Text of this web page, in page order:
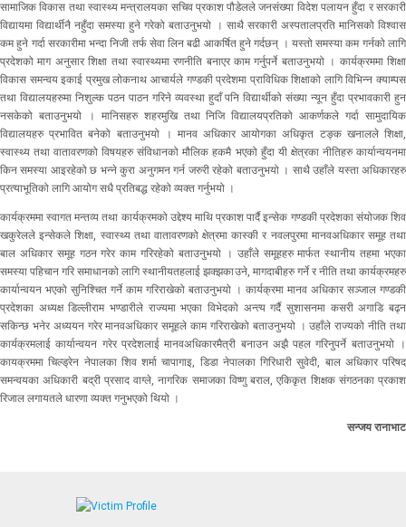
सामाजिक विकास तथा स्वास्थ्य मन्त्रालयका सचिव प्रकाश पौडेलले जनसंख्या विदेश पलायन हुँदा र सरकारी
विद्यायमा विद्यार्थीनै नहुँदा समस्या हुने गरेको बताउनुभयो । साथै सरकारी अस्पतालप्रति मानिसको विश्वास
कम हुने गर्दा सरकारीमा भन्दा निजी तर्फ सेवा लिन बढी आकर्षित हुने गर्दछन् । यस्तो समस्या कम गर्नको लागि
प्रदेशको माग अनुसार शिक्षा तथा स्वास्थ्यमा रणनीति बनाएर काम गर्नुपर्ने बताउनुभयो । कार्यक्रममा शिक्षा
विकास समन्वय इकाई प्रमुख लोकनाथ आचार्यले गण्डकी प्रदेशमा प्राविधिक शिक्षाको लागि विभिन्न क्याम्पस
तथा विद्यालयहरुमा निशुल्क पठन पाठन गरिने व्यवस्था हुदाँ पनि विद्यार्थीको संख्या न्यून हुँदा प्रभावकारी हुन
नसकेको बताउनुभयो । मानिसहरु शहरमुखि तथा निजि विद्यालयप्रतिको आकर्णकले गर्दा सामुदायिक
विद्यालयहरु प्रभावित बनेको बताउनुभयो । मानव अधिकार आयोगका अधिकृत टङ्क खनालले शिक्षा,
स्वास्थ्य तथा वातावरणको विषयहरु संविधानको मौलिक हकमै भएको हुँदा यी क्षेत्रका नीतिहरु कार्यान्वयनमा
किन समस्या आइरहेको छ भन्ने कुरा अनुगमन गर्न जरुरी रहेको बताउनुभयो । साथै उहाँले यस्ता अधिकारहरु
प्रत्याभूतिको लागि आयोग सधै प्रतिबद्ध रहेको व्यक्त गर्नुभयो ।
कार्यक्रममा स्वागत मन्तव्य तथा कार्यक्रमको उद्देश्य माथि प्रकाश पार्दै इन्सेक गण्डकी प्रदेशका संयोजक शिव
खकुरेलले इन्सेकले शिक्षा, स्वास्थ्य तथा वातावरणको क्षेत्रमा कास्की र नवलपुरमा मानवअधिकार समूह तथा
बाल अधिकार समूह गठन गरेर काम गरिरहेको बताउनुभयो । उहाँले समूहहरु मार्फत स्थानीय तहमा भएका
समस्या पहिचान गरि समाधानको लागि स्थानीयतहलाई झक्झकाउने, मागदाबीहरु गर्ने र नीति तथा कार्यक्रमहरु
कार्यान्वयन भएको सुनिश्चित गर्ने काम गरिराखेको बताउनुभयो । कार्यक्रमा मानव अधिकार सञ्जाल गण्डकी
प्रदेशका अध्यक्ष डिल्लीराम भण्डारीले राज्यमा भएका विभेदको अन्त्य गर्दै सुशासनमा कसरी अगाडि बढ्न
सकिन्छ भनेर अध्ययन गरेर मानवअधिकार समूहले काम गरिराखेको बताउनुभयो । उहाँले राज्यको नीति तथा
कार्यक्रमलाई कार्यान्वयन गरेर प्रदेशलाई मानवअधिकारमैत्री बनाउन अझै पहल गरिनुपर्ने बताउनुभयो ।
कायक्रममा चिल्ड्रेन नेपालका शिव शर्मा चापागाइ, डिडा नेपालका गिरिधारी सुवेदी, बाल अधिकार परिषद्
समन्वयका अधिकारी बद्री प्रसाद वाग्ले, नागरिक समाजका विष्णु बराल, एकिकृत शिक्षक संगठनका प्रकाश
रिजाल लगायतले धारणा व्यक्त गनुभएको थियो ।
सन्जय रानाभाट